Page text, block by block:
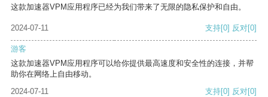
这款加速器VPM应用程序已经为我们带来了无限的隐私保护和自由。
2024-07-11 支持[0] 反对[0]
游客
这款加速器VPM应用程序可以给你提供最高速度和安全性的连接，并帮
助你在网络上自由移动。
2024-07-11
支持[0] 反对[0]